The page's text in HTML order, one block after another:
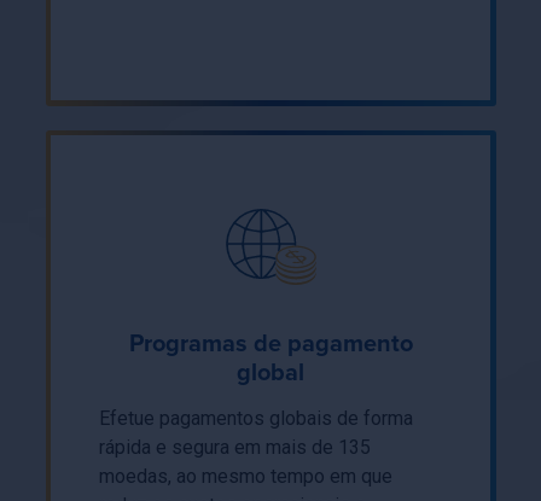
Programas de pagamento
global
Efetue pagamentos globais de forma
rápida e segura em mais de 135
moedas, ao mesmo tempo em que